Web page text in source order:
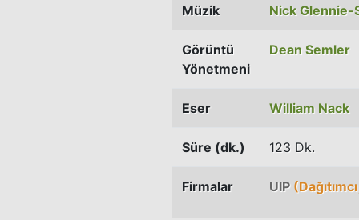
Müzik Nick Glennie-
Görüntü
Yönetmeni
Dean Semler
Eser William Nack
Süre (dk.) 123 Dk.
Firmalar UIP